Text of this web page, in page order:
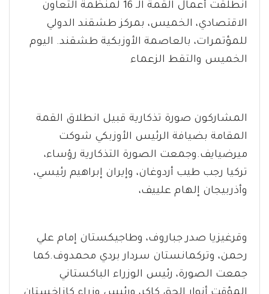
انطلقت أعمال القمة الـ 16 لمنظمة التعاون
الاقتصادي، الخميس، بمركز طشقند الدولي
للمؤتمرات، بالعاصمة الأوزبكية طشقند. اليوم
الخميس والتقط الزعماء
المشاركون صورة تذكارية قبيل انطلاق القمة
المقامة بضيافة الرئيس الأوزبكي شوكت
ميرضيايف.وجمعت الصورة التذكارية رؤساء،
تركيا رجب طيب أردوغان، وإيران إبراهيم رئيسي،
وأذربيجان إلهام علييف،
وقرغيزيا صدر جباروف، وطاجيكستان إمام علي
رحمن، وتركمانستان سردار بردي محمدوف.كما
جمعت الصورة، رئيس الوزراء الباكستاني